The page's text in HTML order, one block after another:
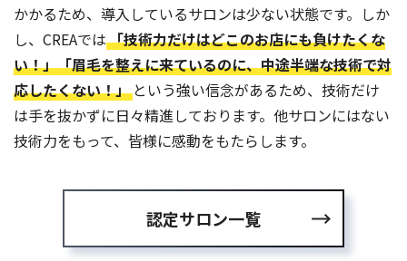
かかるため、導入しているサロンは少ない状態です。しか
し、CREAでは「技術力だけはどこのお店にも負けたくな
い！」「眉毛を整えに来ているのに、中途半端な技術で対
応したくない！」 という強い信念があるため、技術だけ
は手を抜かずに日々精進しております。他サロンにはない
技術力をもって、皆様に感動をもたらします。
認定サロン一覧